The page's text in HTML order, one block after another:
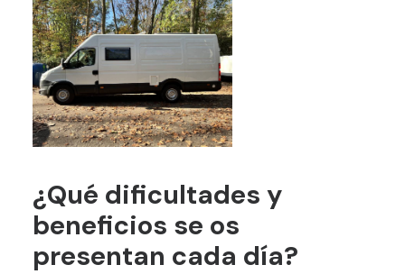
¿Qué dificultades y
beneficios se os
presentan cada día?